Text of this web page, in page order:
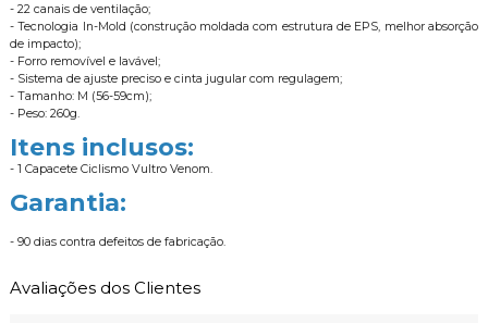
- 22 canais de ventilação;
- Tecnologia In-Mold (construção moldada com estrutura de EPS, melhor absorção
de impacto);
- Forro removível e lavável;
- Sistema de ajuste preciso e cinta jugular com regulagem;
- Tamanho: M (56-59cm);
- Peso: 260g.
Itens inclusos:
- 1 Capacete Ciclismo Vultro Venom.
Garantia:
- 90 dias contra defeitos de fabricação.
Avaliações dos Clientes